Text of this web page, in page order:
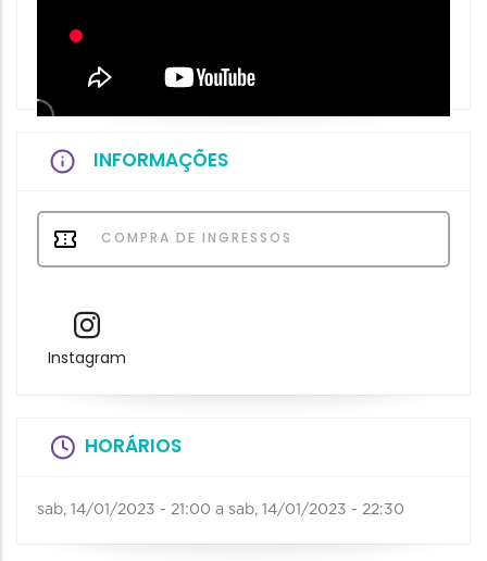
INFORMAÇÕES
COMPRA DE INGRESSOS
Instagram
HORÁRIOS
sab, 14/01/2023 - 21:00 a sab, 14/01/2023 - 22:30